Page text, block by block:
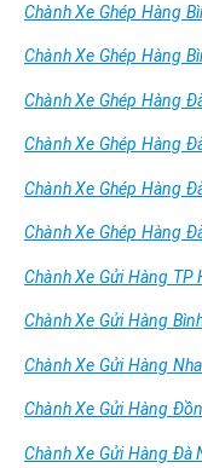
Chành Xe Ghép Hàng
Chành Xe Ghép Hàng
Chành Xe Ghép Hàng
Chành Xe Ghép Hàng
Chành Xe Ghép Hàng
Chành Xe Ghép Hàng
Chành Xe Gửi Hàng
Chành Xe Gửi Hàng
Chành Xe Gửi Hàng
Chành Xe Gửi Hàng
Chành Xe Gửi Hàng Đà